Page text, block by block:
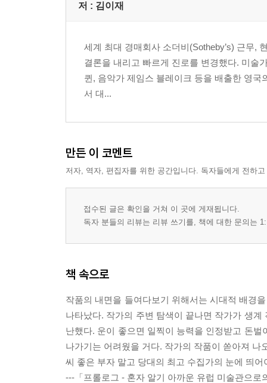
저 : 김이재
세계 최대 경매회사 소더비(Sotheby’s) 근무,
결론을 내리고 빠르게 진로를 변경했다. 미술
퀸, 음악가 제임스 블레이크 등을 배출한 영
서 대...
만든 이 코멘트
저자, 역자, 편집자를 위한 공간입니다. 독자들에게 전하
접수된 글은 확인을 거쳐 이 곳에 게재됩니다.
독자 분들의 리뷰는 리뷰 쓰기를, 책에 대한 문의는
책 속으로
작품의 내면을 들여다보기 위해서는 시대적 배경
나타났다. 작가의 주변 탐색이 끝나면 작가가 생
난했다. 운이 좋으면 일찍이 능력을 인정받고 돈
나가기는 어려웠을 거다. 작가의 작품이 쏟아져
씨 좋은 부자 말고 당대의 최고 수집가의 눈에 띄
---「프롤로그 - 혼자 알기 아까운 유럽 미술관으로